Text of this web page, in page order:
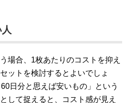
場合、1枚あたりのコストを抑え
ットを検討するとよいでしょ
日分と思えば安いもの」という
して捉えると、コスト感が見え